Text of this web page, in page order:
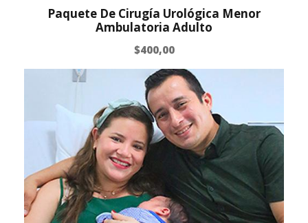
Paquete De Cirugía Urológica Menor
Ambulatoria Adulto
$400,00